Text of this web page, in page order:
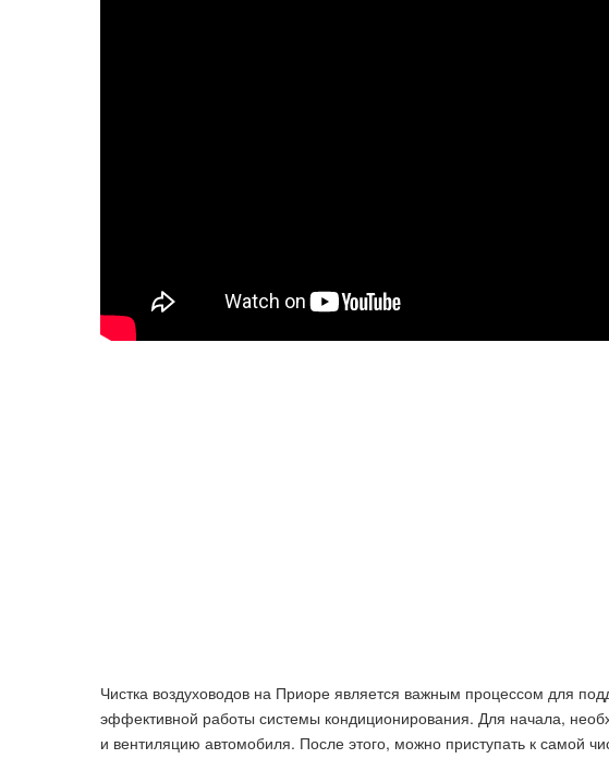
Чистка воздуховодов на Приоре является важным процессом для
эффективной работы системы кондиционирования. Для начала,
и вентиляцию автомобиля. После этого, можно приступать к самой